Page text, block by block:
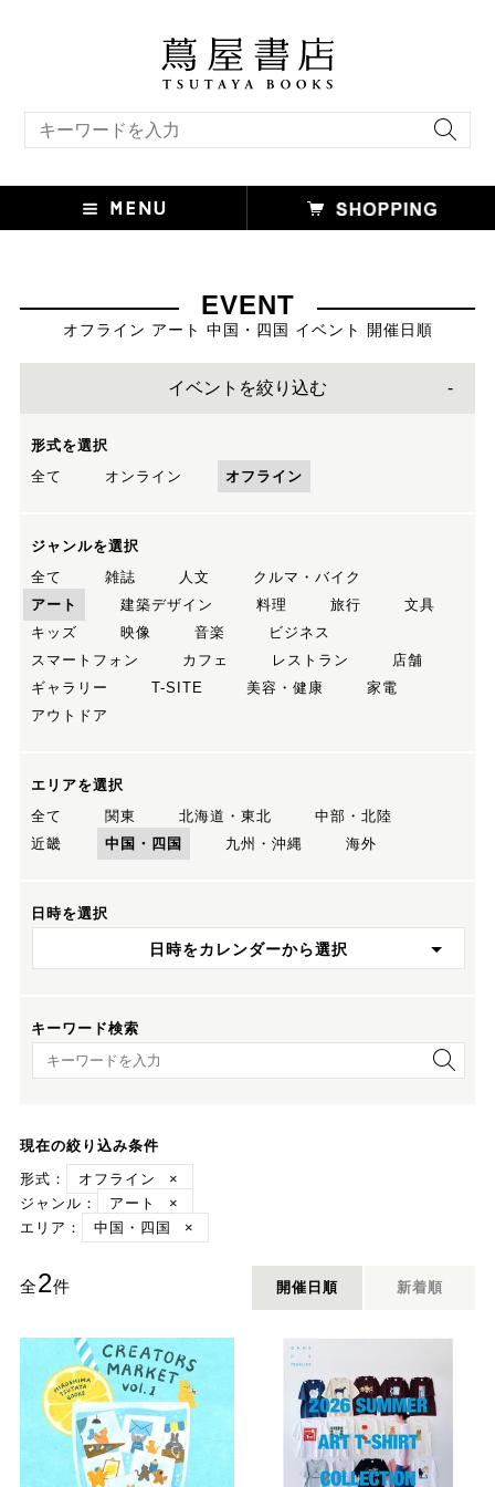
EVENT
オフライン アート 中国・四国 イベント 開催日順
イベントを絞り込む
形式を選択
全て
オンライン オフライン
ジャンルを選択
全て
雑誌 人文
クルマ・バイク
アート
建築デザイン 料理 旅行
文具
キッズ
映像 音楽
ビジネス
スマートフォン
カフェ レストラン
店舗
ギャラリー
T-SITE 美容・健康
家電
アウトドア
エリアを選択
全て
関東 北海道・東北
中部・北陸
近畿
中国・四国 九州・沖縄 海外
日時を選択
日時をカレンダーから選択
キーワード検索
キーワード検索
現在の絞り込み条件
形式：
オフライン
×
ジャンル：
アート
×
エリア：
中国・四国 ×
全2件 開催日順 新着順